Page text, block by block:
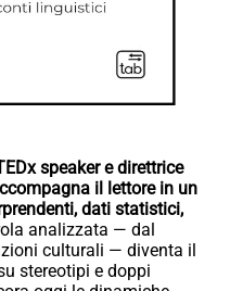
speaker e direttrice
il lettore in un
dati statistici,
analizzata — dal
culturali — diventa il
stereotipi e doppi